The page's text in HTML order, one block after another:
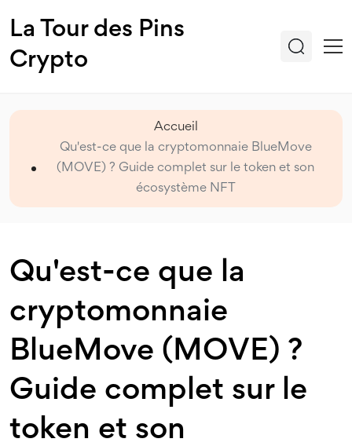
La Tour des Pins
Crypto
Accueil
Qu'est-ce que la cryptomonnaie BlueMove
(MOVE) ? Guide complet sur le token et son
écosystème NFT
Qu'est-ce que la
cryptomonnaie
BlueMove (MOVE) ?
Guide complet sur le
token et son